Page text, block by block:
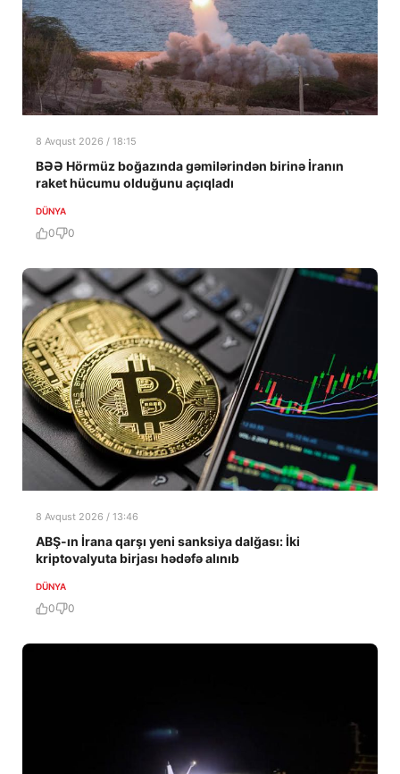
8 Avqust 2026 / 18:15
BƏƏ Hörmüz boğazında gəmilərindən birinə İranın
raket hücumu olduğunu açıqladı
DÜNYA
0 0
8 Avqust 2026 / 13:46
ABŞ-ın İrana qarşı yeni sanksiya dalğası: İki
kriptovalyuta birjası hədəfə alınıb
DÜNYA
0 0